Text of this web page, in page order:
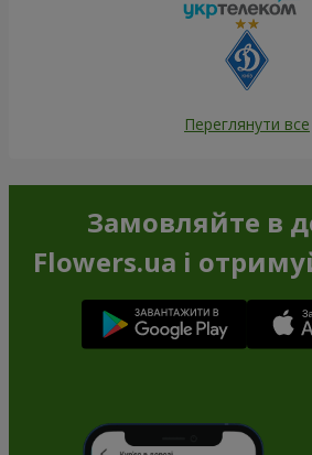
Переглянути все
Замовляйте в
Flowers.ua і